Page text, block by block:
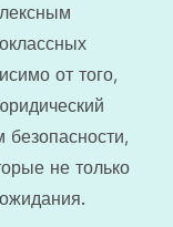
от того,
безопасности,
не только